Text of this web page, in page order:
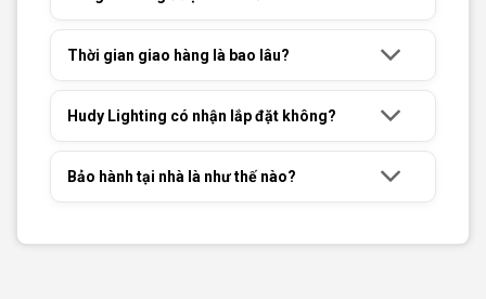
Thời gian giao hàng là bao lâu?
Hudy Lighting có nhận lắp đặt không?
Bảo hành tại nhà là như thế nào?